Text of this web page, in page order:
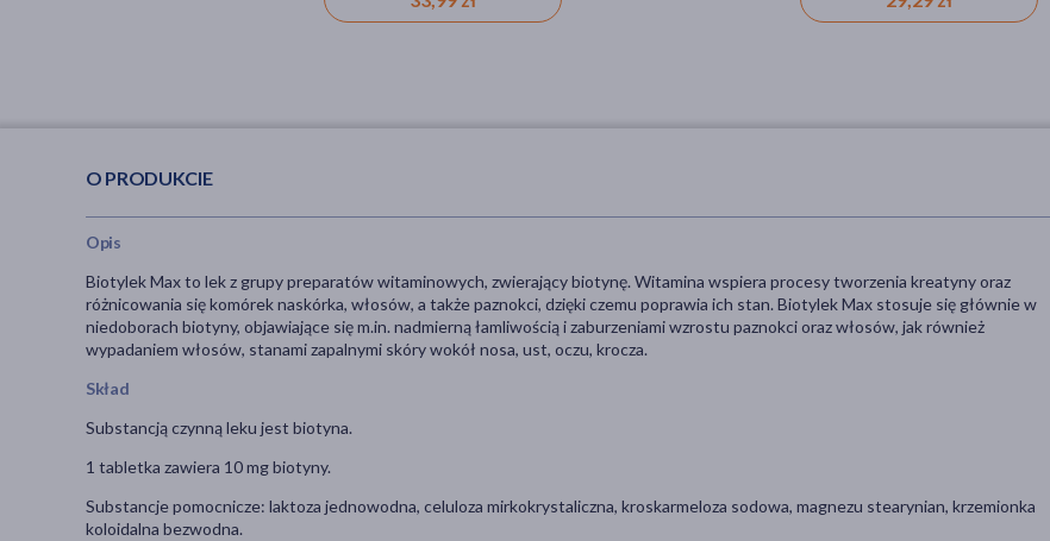
O PRODUKCIE
Opis
Biotylek Max to lek z grupy preparatów witaminowych, zwierający biotynę. Witamina wspiera procesy tworzenia kreatyny oraz
różnicowania się komórek naskórka, włosów, a także paznokci, dzięki czemu poprawia ich stan. Biotylek Max stosuje się głównie w
niedoborach biotyny, objawiające się m.in. nadmierną łamliwością i zaburzeniami wzrostu paznokci oraz włosów, jak również
wypadaniem włosów, stanami zapalnymi skóry wokół nosa, ust, oczu, krocza.
Skład
Substancją czynną leku jest biotyna.
1 tabletka zawiera 10 mg biotyny.
Substancje pomocnicze: laktoza jednowodna, celuloza mirkokrystaliczna, kroskarmeloza sodowa, magnezu stearynian, krzemionka
koloidalna bezwodna.